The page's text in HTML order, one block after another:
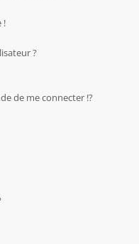
!
?
de me connecter !?